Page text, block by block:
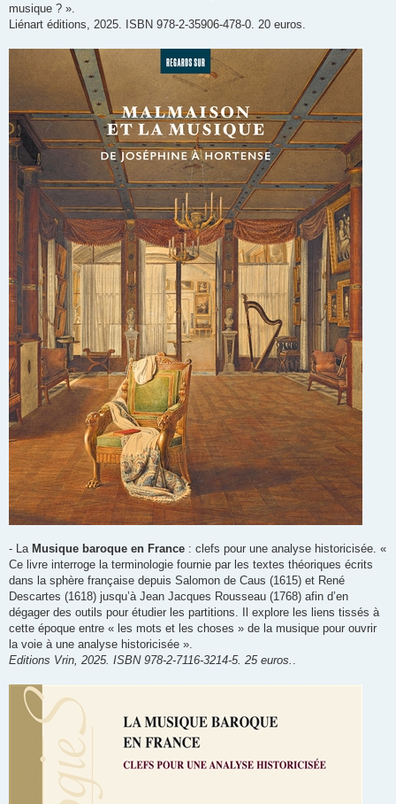
musique ? ».
Liénart éditions, 2025. ISBN 978-2-35906-478-0. 20 euros.
- La Musique baroque en France : clefs pour une analyse historicisée. «
Ce livre interroge la terminologie fournie par les textes théoriques écrits
dans la sphère française depuis Salomon de Caus (1615) et René
Descartes (1618) jusqu’à Jean Jacques Rousseau (1768) afin d’en
dégager des outils pour étudier les partitions. Il explore les liens tissés à
cette époque entre « les mots et les choses » de la musique pour ouvrir
la voie à une analyse historicisée ».
Editions Vrin, 2025. ISBN 978-2-7116-3214-5. 25 euros.